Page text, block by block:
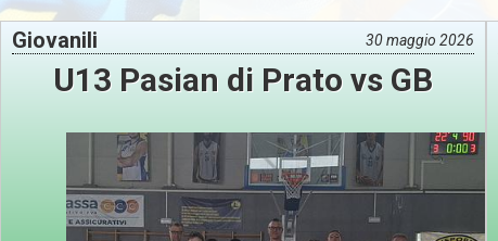
Giovanili 30 maggio 2026
U13 Pasian di Prato vs GB